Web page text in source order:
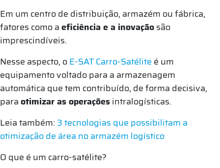
Em um centro de distribuição, armazém ou fábrica,
fatores como aeficiência e a inovaçãosão
imprescindíveis.
Nesse aspecto, oE-SAT Carro-Satélite é um
equipamento voltado para a armazenagem
automática que tem contribuído, de forma decisiva,
paraotimizar as operaçõesintralogísticas.
Leia também: 3 tecnologias que possibilitam a
otimização de área no armazém logístico
O que é um carro-satélite?